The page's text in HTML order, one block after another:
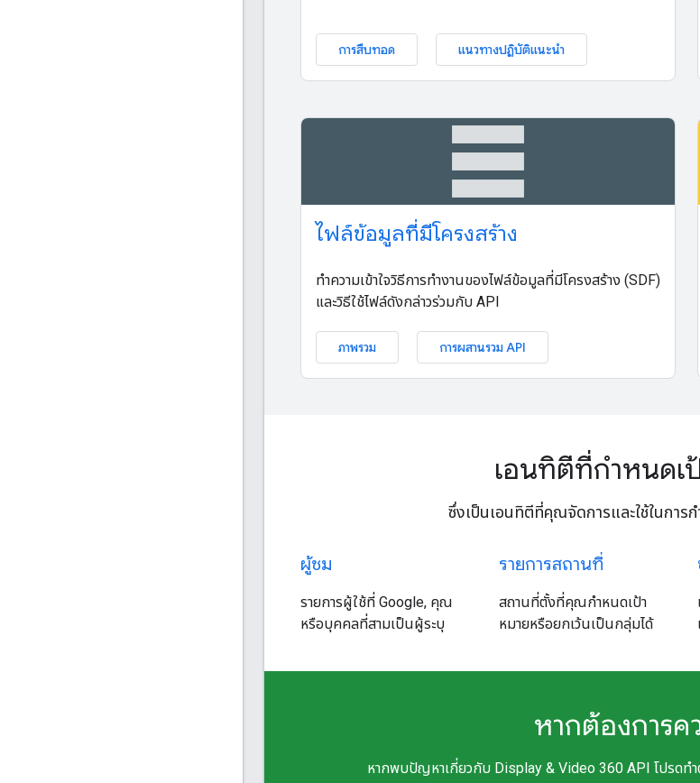
การสืบทอด แนวทางปฏิบัติแนะนำ
table_rows
ไฟล์ข้อมูลที่มีโครงสร้าง
ทำความเข้าใจวิธีการทำงานของไฟล์ข้อมูลที่มีโครงสร้าง (SDF)
และวิธีใช้ไฟล์ดังกล่าวร่วมกับ API
ภาพรวม การผสานรวม API
เอนทิตีที่กำหนดเ
ซึ่งเป็นเอนทิตีที่คุณจัดการและใช้ในการ
ผู้ชม
รายการผู้ใช้ที่ Google, คุณ
หรือบุคคลที่สามเป็นผู้ระบุ
รายการสถานที่
สถานที่ตั้งที่คุณกำหนดเป้า
หมายหรือยกเว้นเป็นกลุ่มได้
หากต้องการค
หากพบปัญหาเกี่ยวกับ Display & Video 360 API โปรดท